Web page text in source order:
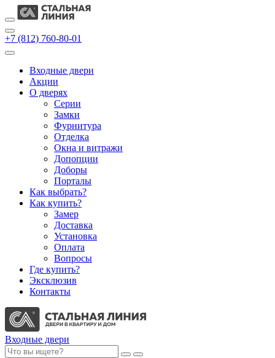
+7 (812) 760-80-01
Входные двери
Акции
О дверях
Cерии
Замки
Фурнитура
Отделка
Окна и витражи
Допопции
Доборы
Порталы
Как выбрать?
Как купить?
Замер
Доставка
Установка
Оплата
Вопросы
Где купить?
Эксклюзив
Контакты
Входные двери